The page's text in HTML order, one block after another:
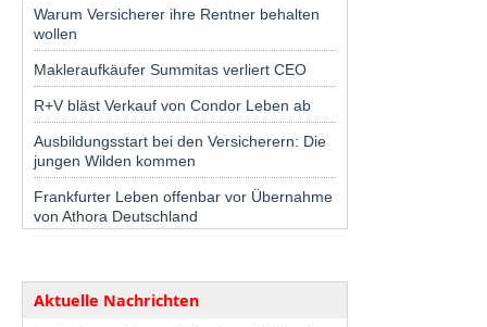
Warum Versicherer ihre Rentner behalten
wollen
Makleraufkäufer Summitas verliert CEO
R+V bläst Verkauf von Condor Leben ab
Ausbildungsstart bei den Versicherern: Die
jungen Wilden kommen
Frankfurter Leben offenbar vor Übernahme
von Athora Deutschland
Aktuelle Nachrichten